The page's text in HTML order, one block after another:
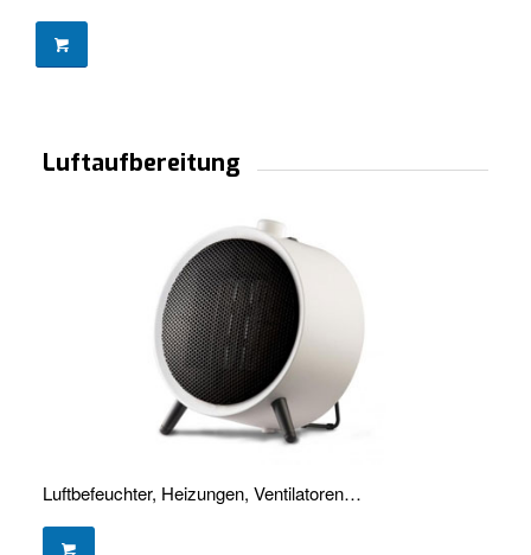
Luftaufbereitung
Luftbefeuchter, Heizungen, Ventilatoren…